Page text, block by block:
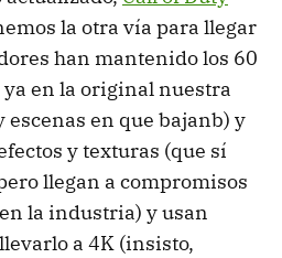
la otra vía para llegar
han mantenido los 60
en la original nuestra
escenas en que bajanb) y
y texturas (que sí
llegan a compromisos
la industria) y usan
a 4K (insisto,